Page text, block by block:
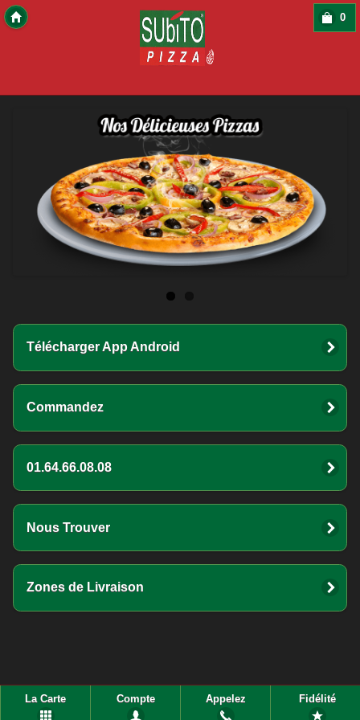
0
Télécharger App Android
Commandez
01.64.66.08.08
Nous Trouver
Zones de Livraison
La Carte Compte Appelez Fidélité
Copyright 2016 Des-Click Com